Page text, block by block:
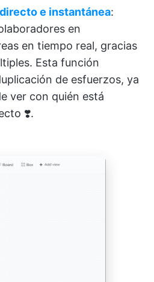
e instantánea:
en
en tiempo real, gracias
Esta función
de esfuerzos, ya
ver con quién está
❣️.